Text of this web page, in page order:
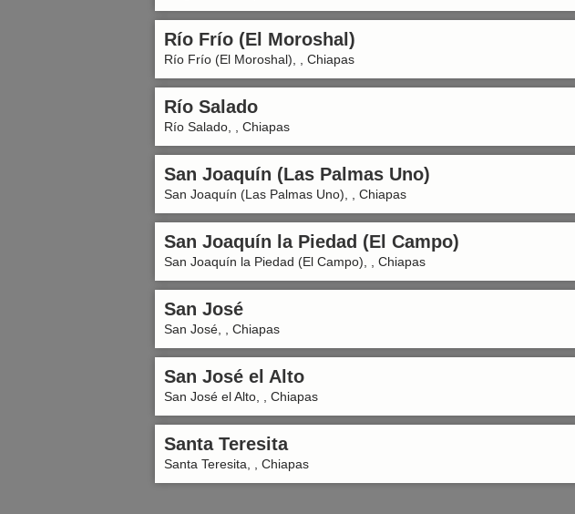
Río Frío (El Moroshal)
Río Frío (El Moroshal), , Chiapas
Río Salado
Río Salado, , Chiapas
San Joaquín (Las Palmas Uno)
San Joaquín (Las Palmas Uno), , Chiapas
San Joaquín la Piedad (El Campo)
San Joaquín la Piedad (El Campo), , Chiapas
San José
San José, , Chiapas
San José el Alto
San José el Alto, , Chiapas
Santa Teresita
Santa Teresita, , Chiapas